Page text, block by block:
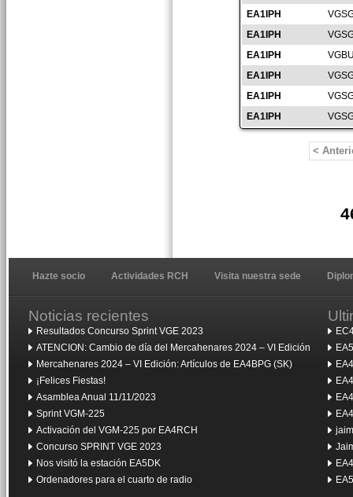
EA1IPH
EA1IPH
EA1IPH
EA1IPH
EA1IPH
EA1IPH
<
Hazte socio Actividades RCH Visita nuestra sede
Noticias recientes
Resultados Concurso Sprint VGE 2023
ATENCION: Cambio de día del Mercahenares 2024 – VI Edición
Mercahenares 2024 – VI Edición: Artículos de EA4BPG (SK)
¡Felices Fiestas!
Asamblea Anual 11/11/2023
Sprint VGM-225
Activación del VGM-225 por EA4RCH
Concurso SPRINT VGE 2023
Nos visitó la estación EA5DK
Ordenadores para el cuarto de radio